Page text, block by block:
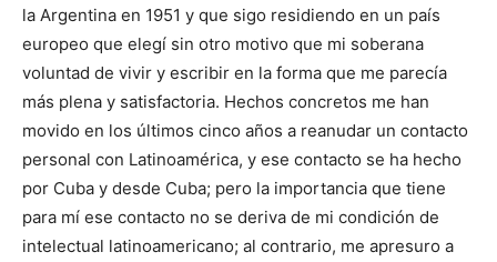
la Argentina en 1951 y que sigo residiendo en un país
europeo que elegí sin otro motivo que mi soberana
voluntad de vivir y escribir en la forma que me parecía
más plena y satisfactoria. Hechos concretos me han
movido en los últimos cinco años a reanudar un contacto
personal con Latinoamérica, y ese contacto se ha hecho
por Cuba y desde Cuba; pero la importancia que tiene
para mí ese contacto no se deriva de mi condición de
intelectual latinoamericano; al contrario, me apresuro a